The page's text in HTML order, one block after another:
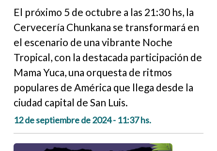
El próximo 5 de octubre a las 21:30 hs, la
Cervecería Chunkana se transformará en
el escenario de una vibrante Noche
Tropical, con la destacada participación de
Mama Yuca, una orquesta de ritmos
populares de América que llega desde la
ciudad capital de San Luis.
12 de septiembre de 2024 - 11:37 hs.